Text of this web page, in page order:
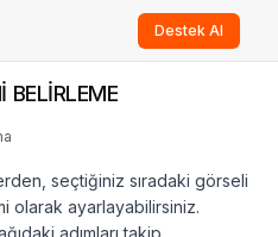
Destek Al
BELİRLEME
seçtiğiniz sıradaki görseli
olarak ayarlayabilirsiniz.
adımları takip